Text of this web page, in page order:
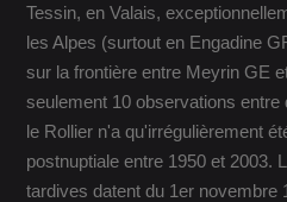
Tessin, en Valais,
les Alpes (surtout en Engadine
sur la frontière entre Meyrin GE
seulement 10 observations entre
le Rollier n'a qu'irrégulièrement
postnuptiale entre 1950 et 2003.
tardives datent du 1er novembre